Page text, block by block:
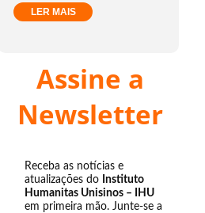
LER MAIS
Assine a
Newsletter
Receba as notícias e
atualizações do Instituto
Humanitas Unisinos – IHU
em primeira mão. Junte-se a